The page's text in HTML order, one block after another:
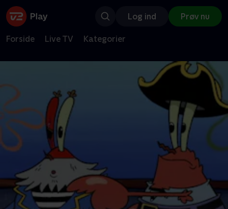
Log ind Prøv nu
Forside Live TV Kategorier